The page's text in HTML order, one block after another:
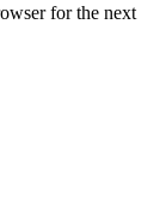
for the next